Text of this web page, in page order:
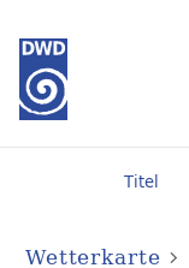
Titel
Wetterkarte